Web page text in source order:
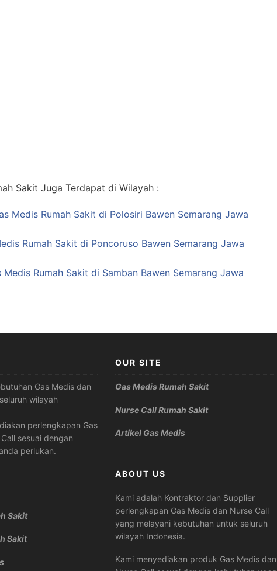
Sakit Juga Terdapat di Wilayah :
Medis Rumah Sakit di Polosiri Bawen Semarang Jawa
Rumah Sakit di Poncoruso Bawen Semarang Jawa
Rumah Sakit di Samban Bawen Semarang Jawa
Gas Medis dan
wilayah
perlengkapan Gas
sesuai dengan
perlukan.
Sakit
Sakit
OUR SITE
Gas Medis Rumah Sakit
Nurse Call Rumah Sakit
Artikel Gas Medis
ABOUT US
Kami adalah Kontraktor dan Supplier
perlengkapan Gas Medis dan Nurse Call
yang melayani kebutuhan untuk seluruh
wilayah Indonesia.
Kami menyediakan produk Gas Medis dan